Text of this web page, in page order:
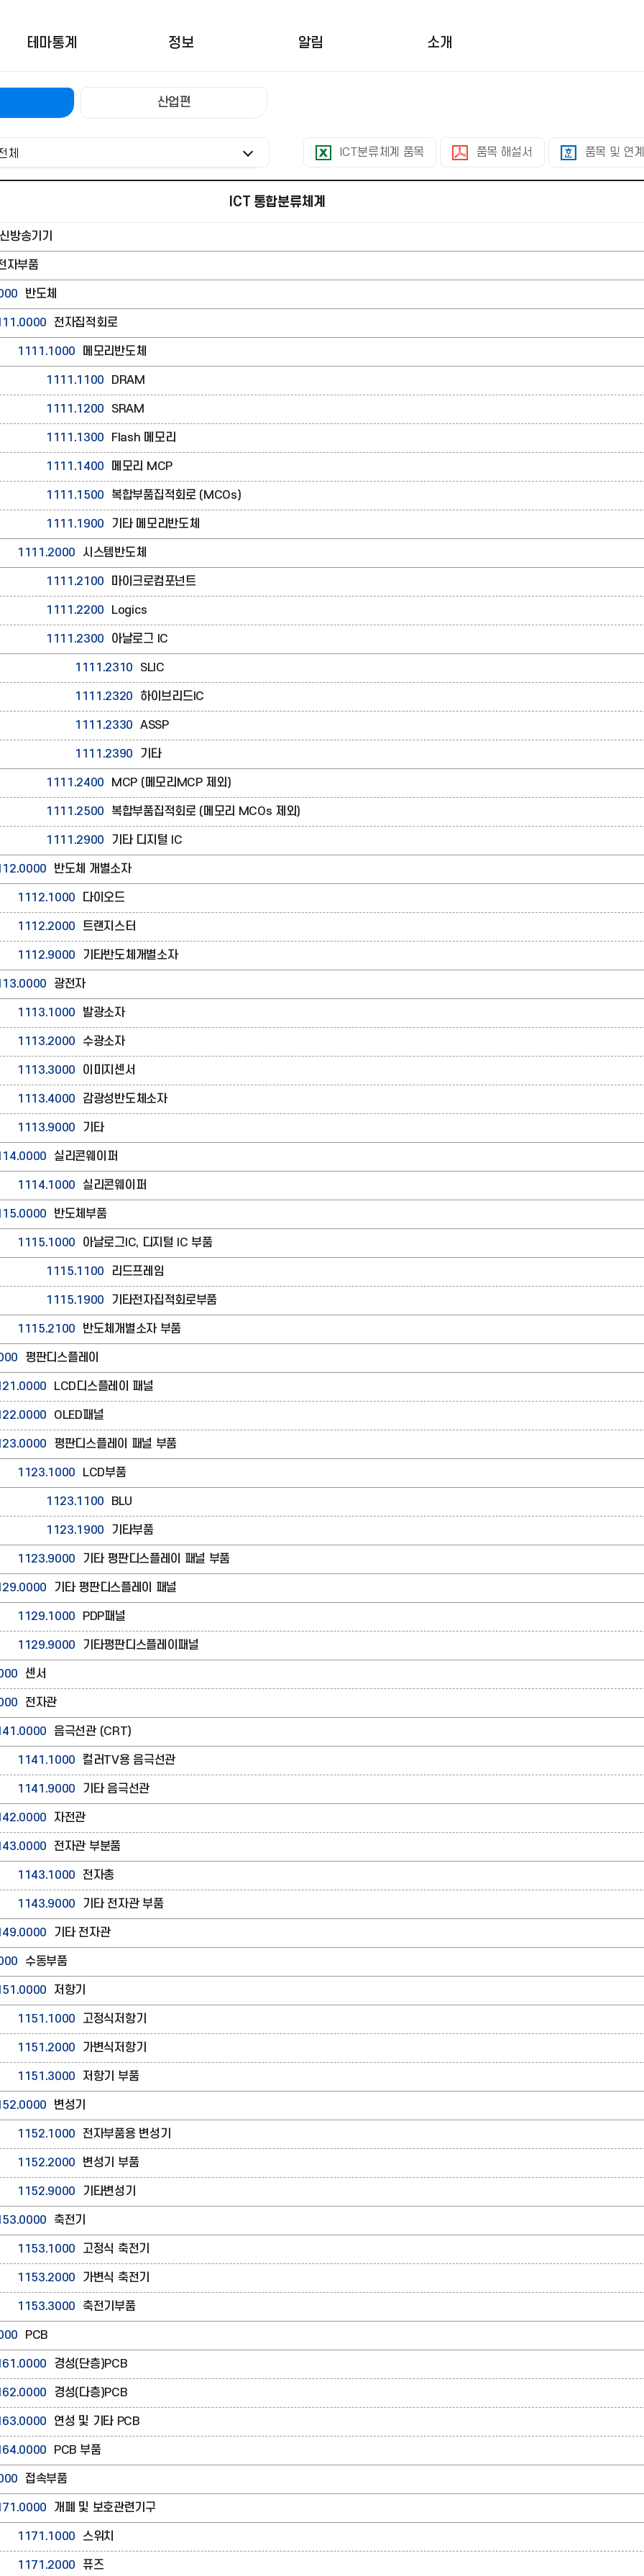
대
뉴
테마통계 정보 알림 소개
산업편
체 ICT분류체계 품목 품목 해설서 품목 및 연
ICT 통합분류체계
방송기기
자부품
반도체
전자집적회로
1111.1000 메모리반도체
1111.1100 DRAM
1111.1200 SRAM
1111.1300 Flash 메모리
1111.1400 메모리 MCP
1111.1500 복합부품집적회로 (MCOs)
1111.1900 기타 메모리반도체
1111.2000 시스템반도체
1111.2100 마이크로컴포넌트
1111.2200 Logics
1111.2300 아날로그 IC
1111.2310 SLIC
1111.2320 하이브리드IC
1111.2330 ASSP
1111.2390 기타
1111.2400 MCP (메모리MCP 제외)
1111.2500 복합부품집적회로 (메모리 MCOs 제외)
1111.2900 기타 디지털 IC
반도체 개별소자
1112.1000 다이오드
1112.2000 트랜지스터
1112.9000 기타반도체개별소자
광전자
1113.1000 발광소자
1113.2000 수광소자
1113.3000 이미지센서
1113.4000 감광성반도체소자
1113.9000 기타
실리콘웨이퍼
1114.1000 실리콘웨이퍼
반도체부품
1115.1000 아날로그IC, 디지털 IC 부품
1115.1100 리드프레임
1115.1900 기타전자집적회로부품
1115.2100 반도체개별소자 부품
평판디스플레이
LCD디스플레이 패널
OLED패널
평판디스플레이 패널 부품
1123.1000 LCD부품
1123.1100 BLU
1123.1900 기타부품
1123.9000 기타 평판디스플레이 패널 부품
기타 평판디스플레이 패널
1129.1000 PDP패널
1129.9000 기타평판디스플레이패널
센서
전자관
음극선관 (CRT)
1141.1000 컬러TV용 음극선관
1141.9000 기타 음극선관
자전관
전자관 부분품
1143.1000 전자총
1143.9000 기타 전자관 부품
기타 전자관
수동부품
저항기
1151.1000 고정식저항기
1151.2000 가변식저항기
1151.3000 저항기 부품
변성기
1152.1000 전자부품용 변성기
1152.2000 변성기 부품
1152.9000 기타변성기
축전기
1153.1000 고정식 축전기
1153.2000 가변식 축전기
1153.3000 축전기부품
PCB
경성(단층)PCB
경성(다층)PCB
연성 및 기타 PCB
PCB 부품
접속부품
개폐 및 보호관련기구
1171.1000 스위치
1171.2000 퓨즈